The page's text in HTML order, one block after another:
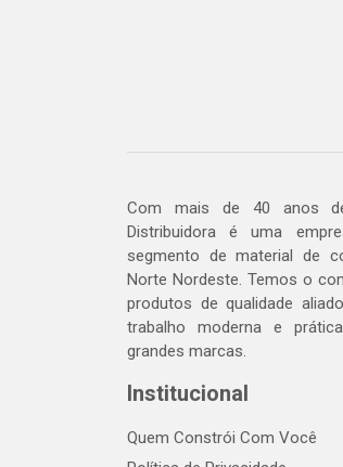
Com mais de 40 anos
Distribuidora é uma
segmento de material de
Norte Nordeste. Temos o
produtos de qualidade
trabalho moderna e
grandes marcas.
Institucional
Quem Constrói Com Você